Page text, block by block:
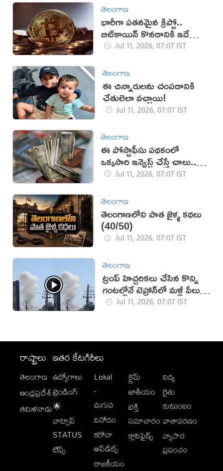
తెలంగాణ
భారీగా పతనమైన క్రిప్టో..
బిట్‌కాయిన్ కొనడానికి ఇదే
మంచి సమయమా?
Jul 11, 2026, 07:07 IST
తెలంగాణ
ఈ చిన్నారులను చంపడానికి
చేతులెలా వచ్చాయి!
Jul 11, 2026, 07:07 IST
తెలంగాణ
ఈ పోస్టాఫీసు పథకంలో
ఒక్కసారి ఇన్వెస్ట్ చేస్తే చాలు..
ప్రతి నెల రూ.9000 ఆదాయం!
Jul 11, 2026, 07:07 IST
తెలంగాణ
తెలంగాణలోని పాత జైళ్ళ కథలు
(40/50)
Jul 11, 2026, 07:07 IST
తెలంగాణ
ట్రంప్ హెచ్చరికలు చేసిన కొన్ని
గంటల్లోనే టెహ్రాన్‌లో మళ్లీ పేలుళ్లు
(వీడియో)
Jul 11, 2026, 07:07 IST
రాష్ట్రాలు
తెలంగాణ
ఆంధ్రప్రదేశ్
తమిళనాడు
ఇతర కేటగిరీలు
ఉద్యోగాలు
ట్రెండింగ్
🌟
వాట్సాప్
STATUS
టిప్స్
Lokal
-
మగువ
వినోదం
కరోనా
అప్‌డేట్స్
రాజకీయం
క్రైమ్
జాతీయం
భక్తి
సమాచారం
క్లాసిఫైడ్స్
విద్య
రైతు
కుటుంబం
వాతావరణం
వ్యాపార
ప్రపంచం